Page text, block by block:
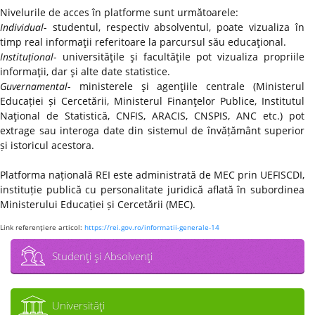
Nivelurile de acces în platforme sunt următoarele:
Individual- studentul, respectiv absolventul, poate vizualiza în
timp real informaţii referitoare la parcursul său educaţional.
Instituțional- universităţile şi facultăţile pot vizualiza propriile
informaţii, dar şi alte date statistice.
Guvernamental- ministerele şi agenţiile centrale (Ministerul
Educației și Cercetării, Ministerul Finanţelor Publice, Institutul
Naţional de Statistică, CNFIS, ARACIS, CNSPIS, ANC etc.) pot
extrage sau interoga date din sistemul de învățământ superior
și istoricul acestora.
Platforma națională REI este administrată de MEC prin UEFISCDI,
instituție publică cu personalitate juridică aflată în subordinea
Ministerului Educației și Cercetării (MEC).
Link referenţiere articol: https://rei.gov.ro/informatii-generale-14
Studenţi şi Absolvenţi
Universităţi